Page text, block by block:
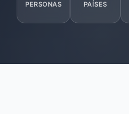
PERSONAS PAÍSES